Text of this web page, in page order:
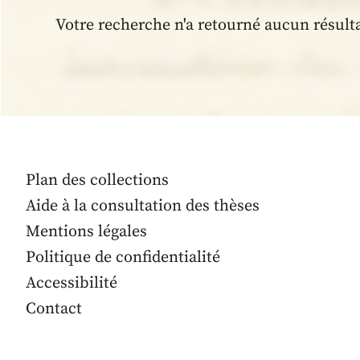
Votre recherche n'a retourné aucun
Plan des collections
Aide à la consultation des thèses
Mentions légales
Politique de confidentialité
Accessibilité
Contact